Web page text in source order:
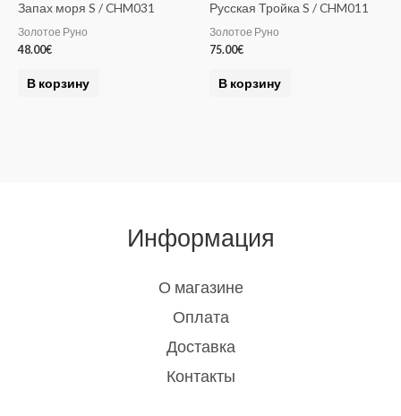
Запах моря S / CHM031
Золотое Руно
48.00€
В корзину
Русская Тройка S / CHM011
Золотое Руно
75.00€
В корзину
Информация
О магазине
Оплата
Доставка
Контакты